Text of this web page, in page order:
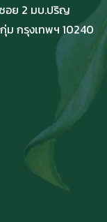
อย 2 มบ.ปริญ
กรุงเทพฯ 10240